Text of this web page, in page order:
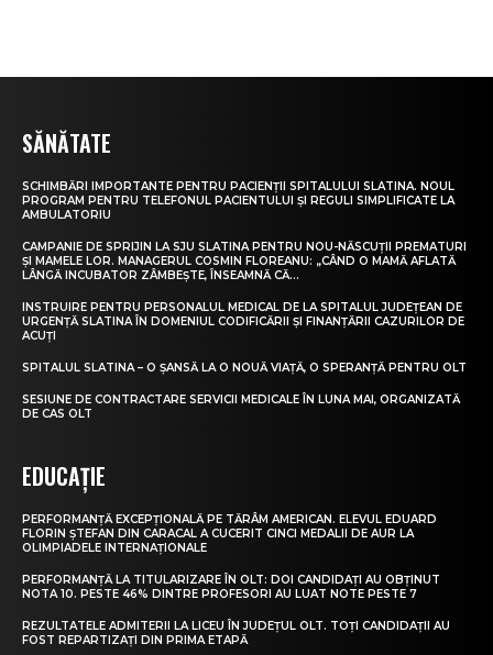
SĂNĂTATE
SCHIMBĂRI IMPORTANTE PENTRU PACIENȚII SPITALULUI SLATINA. NOUL
PROGRAM PENTRU TELEFONUL PACIENTULUI ȘI REGULI SIMPLIFICATE LA
AMBULATORIU
CAMPANIE DE SPRIJIN LA SJU SLATINA PENTRU NOU-NĂSCUȚII PREMATURI
ȘI MAMELE LOR. MANAGERUL COSMIN FLOREANU: „CÂND O MAMĂ AFLATĂ
LÂNGĂ INCUBATOR ZÂMBEȘTE, ÎNSEAMNĂ CĂ...
INSTRUIRE PENTRU PERSONALUL MEDICAL DE LA SPITALUL JUDEȚEAN DE
URGENȚĂ SLATINA ÎN DOMENIUL CODIFICĂRII ȘI FINANȚĂRII CAZURILOR DE
ACUȚI
SPITALUL SLATINA – O ȘANSĂ LA O NOUĂ VIAȚĂ, O SPERANȚĂ PENTRU OLT
SESIUNE DE CONTRACTARE SERVICII MEDICALE ÎN LUNA MAI, ORGANIZATĂ
DE CAS OLT
EDUCAȚIE
PERFORMANȚĂ EXCEPȚIONALĂ PE TĂRÂM AMERICAN. ELEVUL EDUARD
FLORIN ȘTEFAN DIN CARACAL A CUCERIT CINCI MEDALII DE AUR LA
OLIMPIADELE INTERNAȚIONALE
PERFORMANȚĂ LA TITULARIZARE ÎN OLT: DOI CANDIDAȚI AU OBȚINUT
NOTA 10. PESTE 46% DINTRE PROFESORI AU LUAT NOTE PESTE 7
REZULTATELE ADMITERII LA LICEU ÎN JUDEȚUL OLT. TOȚI CANDIDAȚII AU
FOST REPARTIZAȚI DIN PRIMA ETAPĂ